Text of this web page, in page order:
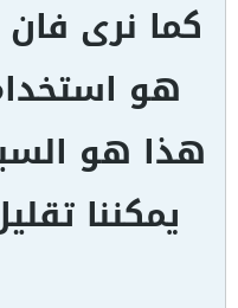
كما نرى فان
هو
هذا هو
يمكننا